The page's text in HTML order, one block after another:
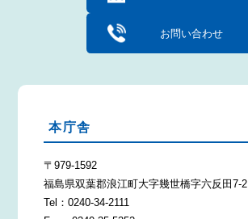
お問い合わせ
本庁舎
〒979-1592
福島県双葉郡浪江町大字幾世橋字六反田7-2
Tel：0240-34-2111